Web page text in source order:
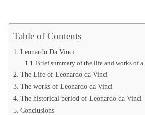
Table of Contents
Leonardo Da Vinci.
Brief summary of the life and works of a
The Life of Leonardo da Vinci
The works of Leonardo da Vinci
The historical period of Leonardo da Vinci
Conclusions